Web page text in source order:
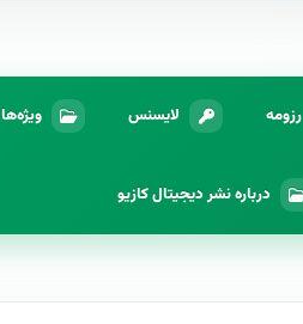
رزومه لایسنس ویژه‌ها
درباره نشر دیجیتال کازیو